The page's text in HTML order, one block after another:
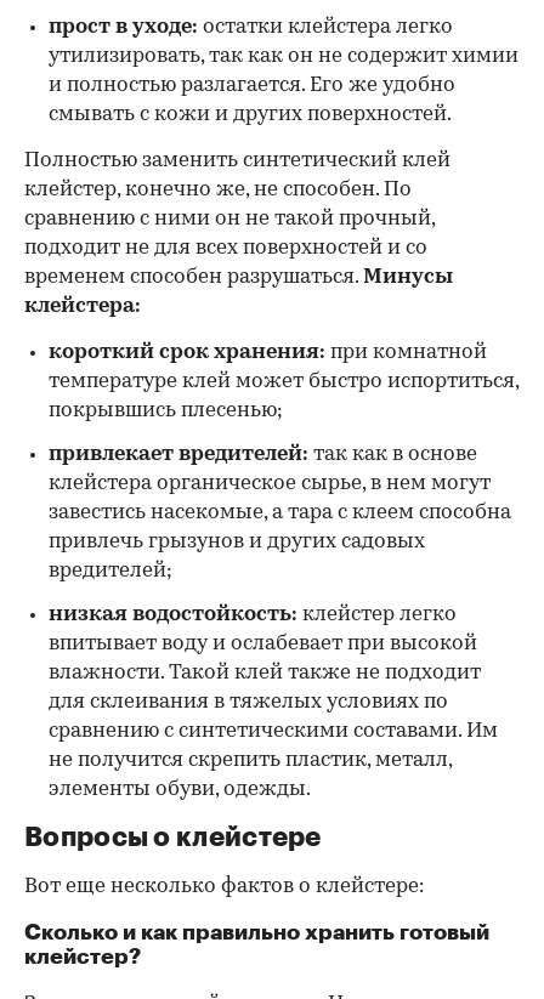
прост в уходе: остатки клейстера легко
утилизировать, так как он не содержит химии
и полностью разлагается. Его же удобно
смывать с кожи и других поверхностей.
Полностью заменить синтетический клей
клейстер, конечно же, не способен. По
сравнению с ними он не такой прочный,
подходит не для всех поверхностей и со
временем способен разрушаться. Минусы
клейстера:
короткий срок хранения: при комнатной
температуре клей может быстро испортиться,
покрывшись плесенью;
привлекает вредителей: так как в основе
клейстера органическое сырье, в нем могут
завестись насекомые, а тара с клеем способна
привлечь грызунов и других садовых
вредителей;
низкая водостойкость: клейстер легко
впитывает воду и ослабевает при высокой
влажности. Такой клей также не подходит
для склеивания в тяжелых условиях по
сравнению с синтетическими составами. Им
не получится скрепить пластик, металл,
элементы обуви, одежды.
Вопросы о клейстере
Вот еще несколько фактов о клейстере:
Сколько и как правильно хранить готовый
клейстер?